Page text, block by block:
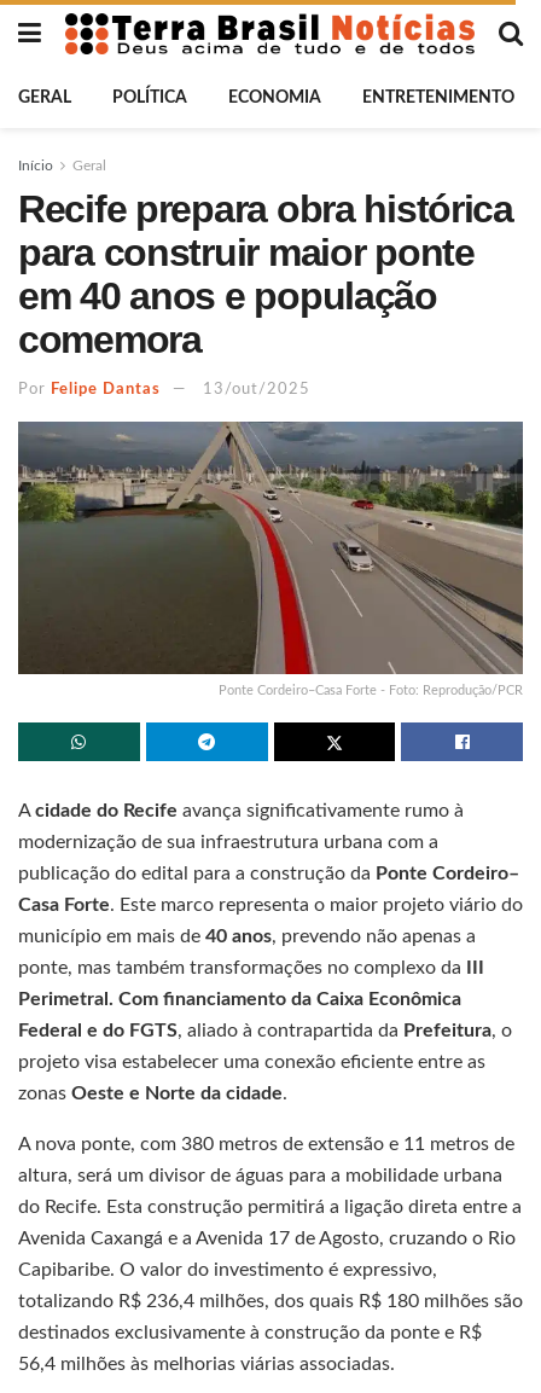
GERAL POLÍTICA ECONOMIA ENTRETENIMENTO
Início Geral
Recife prepara obra histórica
para construir maior ponte
em 40 anos e população
comemora
Por Felipe Dantas 13/out/2025
Ponte Cordeiro–Casa Forte - Foto: Reprodução/PCR
Acidade do Recife avança significativamente rumo à
modernização de sua infraestrutura urbana com a
publicação do edital para a construção da Ponte Cordeiro–
Casa Forte. Este marco representa o maior projeto viário do
município em mais de 40 anos, prevendo não apenas a
ponte, mas também transformações no complexo da
Perimetral. Com financiamento da Caixa Econômica
Federal e do FGTS, aliado à contrapartida da Prefeitura, o
projeto visa estabelecer uma conexão eficiente entre as
zonas Oeste e Norte da cidade.
A nova ponte, com 380 metros de extensão e 11 metros de
altura, será um divisor de águas para a mobilidade urbana
do Recife. Esta construção permitirá a ligação direta entre a
Avenida Caxangá e a Avenida 17 de Agosto, cruzando o Rio
Capibaribe. O valor do investimento é expressivo,
totalizando R$ 236,4 milhões, dos quais R$ 180 milhões são
destinados exclusivamente à construção da ponte e R$
56,4 milhões às melhorias viárias associadas.